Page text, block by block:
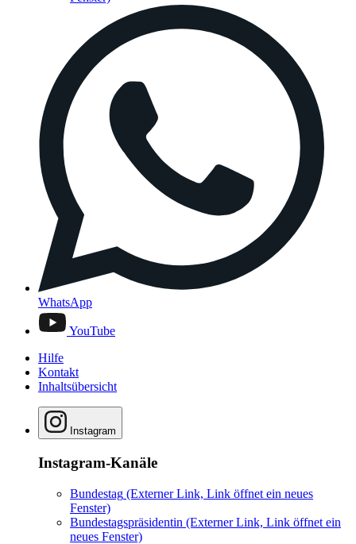
WhatsApp
YouTube
Hilfe
Kontakt
Inhaltsübersicht
Instagram
Instagram-Kanäle
Bundestag (Externer Link, Link öffnet ein neues
Fenster)
Bundestagspräsidentin (Externer Link, Link öffnet ein
neues Fenster)